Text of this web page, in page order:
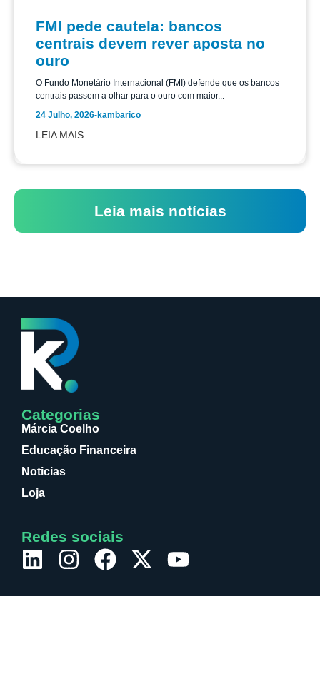
FMI pede cautela: bancos
centrais devem rever aposta no
ouro
O Fundo Monetário Internacional (FMI) defende que os bancos
centrais passem a olhar para o ouro com maior...
24 Julho, 2026-kambarico
LEIA MAIS
Leia mais notícias
Categorias
Márcia Coelho
Educação Financeira
Noticias
Loja
Redes sociais